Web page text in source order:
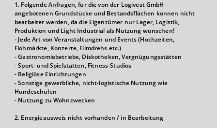
1. Folgende Anfragen, für die von der Logivest GmbH
angebotenen Grundstücke und Bestandsflächen können nicht
bearbeitet werden, da die Eigentümer nur Lager, Logistik,
Produktion und Light Industrial als Nutzung wünschen!
- Jede Art von Veranstaltungen und Events (Hochzeiten,
Flohmärkte, Konzerte, Filmdrehs etc.)
- Gastronomiebetriebe, Diskotheken, Vergnügungsstätten
- Sport- und Spielstätten, Fitness-Studios
- Religiöse Einrichtungen
- Sonstige gewerbliche, nicht-logistische Nutzung wie
Hundeschulen
- Nutzung zu Wohnzwecken
2. Energieausweis nicht vorhanden / in Bearbeitung